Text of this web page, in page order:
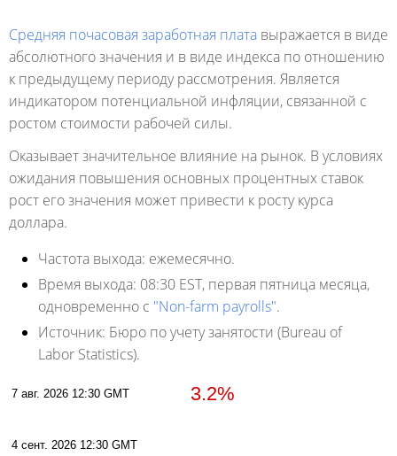
Средняя почасовая заработная плата выражается в виде
абсолютного значения и в виде индекса по отношению
к предыдущему периоду рассмотрения. Является
индикатором потенциальной инфляции, связанной с
ростом стоимости рабочей силы.
Оказывает значительное влияние на рынок. В условиях
ожидания повышения основных процентных ставок
рост его значения может привести к росту курса
доллара.
Частота выхода: ежемесячно.
Время выхода: 08:30 EST, первая пятница месяца,
одновременно с "Non-farm payrolls".
Источник: Бюро по учету занятости (Bureau of
Labor Statistics).